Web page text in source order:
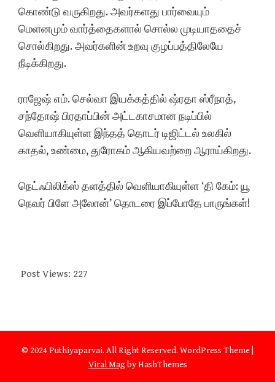
கொண்டு வருகிறது. அவர்களது பார்வையும்
மெளனமும் வார்த்தைகளால் சொல்ல முடியாததைச்
சொல்கிறது. அவர்களின் உறவு குழப்பத்திலேயே
நீடிக்கிறது.
ராஜேஷ் எம். செல்வா இயக்கத்தில் ஷ்ரதா ஸ்ரீநாத்,
சந்தோஷ் பிரதாப்பின் அட்டகாசமான நடிப்பில்
வெளியாகியுள்ள இந்தத் தொடர் டிஜிட்டல் உலகில்
காதல், உண்மை, துரோகம் ஆகியவற்றை ஆராய்கிறது.
நெட்ஃபிலிக்ஸ் தளத்தில் வெளியாகியுள்ள ‘தி கேம்: யூ
நெவர் பிளே அலோன்’ தொடரை இப்போதே பாருங்கள்!
Post Views: 227
© 2024 Puthiyaparvai. All Right Reserved. WordPress Theme
Viral Magby HashThemes